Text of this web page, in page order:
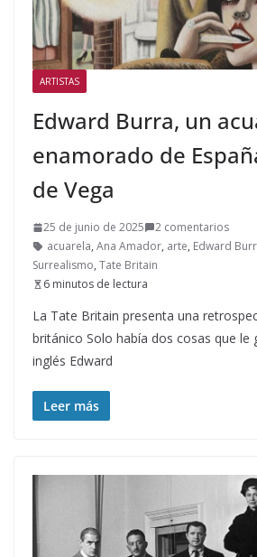
ARTISTAS
Edward Burra, un
enamorado de
de Vega
25 de junio de 2025
2 comentarios
acuarela, Ana Amador, arte, Edward
Surrealismo, Tate Britain
6 minutos de lectura
La Tate Britain presenta una
británico Solo había dos cosas que le
inglés Edward
Leer más